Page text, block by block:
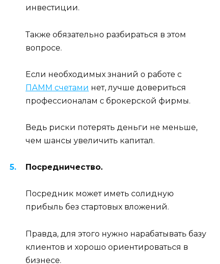
инвестиции.
Также обязательно разбираться в этом
вопросе.
Если необходимых знаний о работе с
ПАММ счетами нет, лучше довериться
профессионалам с брокерской фирмы.
Ведь риски потерять деньги не меньше,
чем шансы увеличить капитал.
Посредничество.
Посредник может иметь солидную
прибыль без стартовых вложений.
Правда, для этого нужно нарабатывать базу
клиентов и хорошо ориентироваться в
бизнесе.